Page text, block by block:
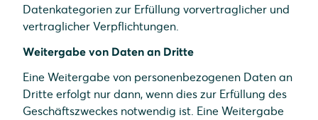
Datenkategorien zur Erfüllung vorvertraglicher und
vertraglicher Verpflichtungen.
Weitergabe von Daten an Dritte
Eine Weitergabe von personenbezogenen Daten an
Dritte erfolgt nur dann, wenn dies zur Erfüllung des
Geschäftszweckes notwendig ist. Eine Weitergabe